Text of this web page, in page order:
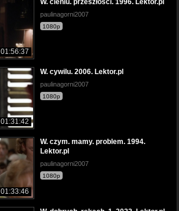
01:56:37
W. cieniu. przeszłości. 1996. Lektor.pl
paulinagorni2007
1080p
01:31:42
W. cywilu. 2006. Lektor.pl
paulinagorni2007
1080p
01:33:46
W. czym. mamy. problem. 1994.
Lektor.pl
paulinagorni2007
1080p